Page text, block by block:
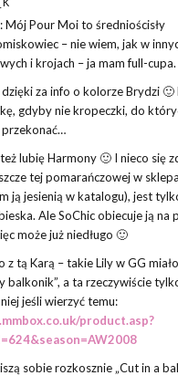
: Mój Pour Moi to średniościsły
– nie wiem, jak w
i krojach – ja mam full-cupa.
dzięki za info o kolorze Brydzi 🙂
gdyby nie kropeczki, do
przekonać…
lubię Harmony 🙂 I nieco się
tej pomarańczowej w
ją jesienią w katalogu), jest
Ale SoChic obiecuje ją na
może już niedługo 🙂
z tą Karą – takie Lily w GG
balkonik”, a ta rzeczywiście
jeśli wierzyć temu:
product.asp?
sobie rozkosznie „Cut in a